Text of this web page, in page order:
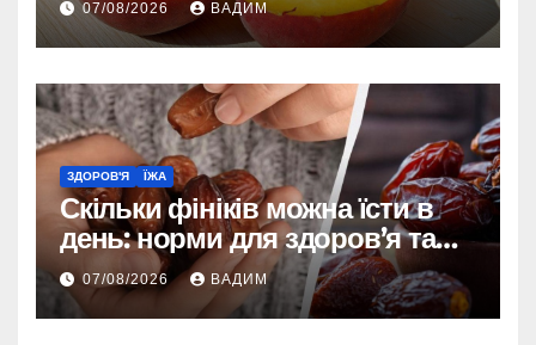
07/08/2026 ВАДИМ
ЗДОРОВ'Я ЇЖА
Скільки фініків можна їсти в
день: норми для здоров’я та
енергії
07/08/2026 ВАДИМ